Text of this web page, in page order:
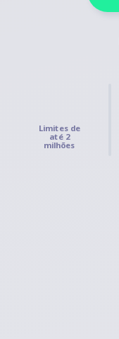
Limites de
até 2
milhões